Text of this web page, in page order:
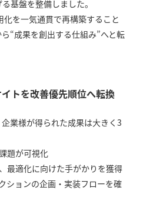
基盤を整備しました。
を一気通貫で再構築すること
“成果を創出する仕組み”へと転
トを改善優先順位へ転換
業様が得られた成果は大きく3
題が可視化
最適化に向けた手がかりを獲得
ションの企画・実装フローを確